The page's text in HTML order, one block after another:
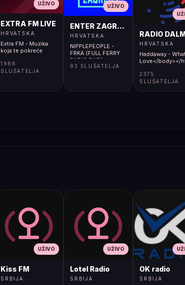
UŽIVO
EXTRA FM LIVE
HRVATSKA
Extra FM - Muzika
koja te pokreće
1986
SLUŠATELJA
UŽIVO
ENTER ZAGREB LIVE
HRVATSKA
NIPPLEPEOPLE -
FRKA (FULL FERRY
RADIO DUB)
93 SLUŠATELJA
RADIO
HRVATSKA
Haddaway -
Love</body></
2375
SLUŠATELJA
UŽIVO
Kiss FM
SRBIJA
UŽIVO
Lotel Radio
SRBIJA
OK radio
SRBIJA